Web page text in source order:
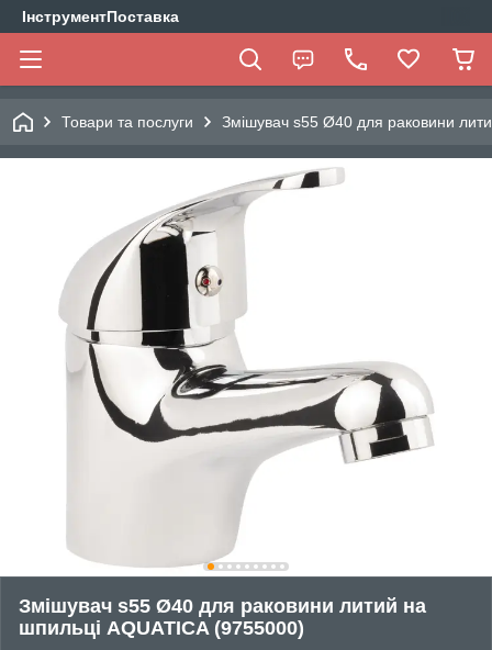
ІнструментПоставка
Товари та послуги Змішувач s55 Ø40 для раковини
Змішувач s55 Ø40 для раковини литий на
шпильці AQUATICA (9755000)